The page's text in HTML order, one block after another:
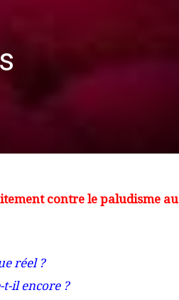
contre le paludisme au
réel ?
il encore ?